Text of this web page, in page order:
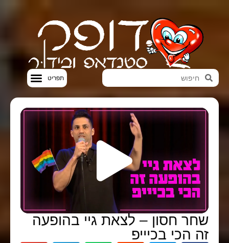
שחר חסון – לצאת גיי בהופעה
זה הכי בכיייפ